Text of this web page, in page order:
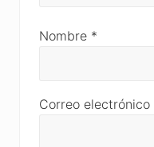
Nombre *
Correo electrónico